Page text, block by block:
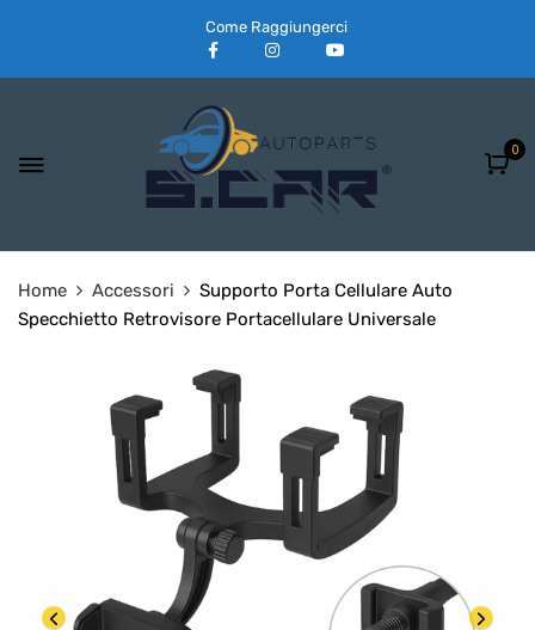
Come Raggiungerci
0
Home Accessori
Supporto Porta Cellulare Auto
Specchietto Retrovisore Portacellulare Universale